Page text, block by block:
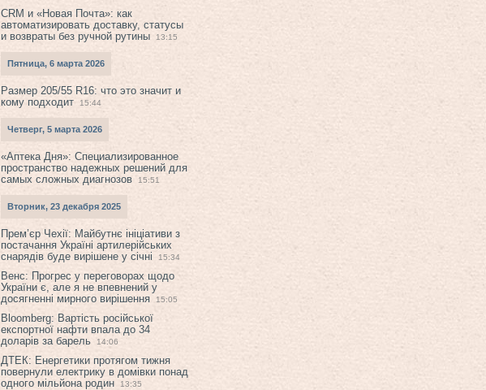
CRM и «Новая Почта»: как
автоматизировать доставку, статусы
и возвраты без ручной рутины
13:15
Пятница, 6 марта 2026
Размер 205/55 R16: что это значит и
кому подходит
15:44
Четверг, 5 марта 2026
«Аптека Дня»: Специализированное
пространство надежных решений для
самых сложных диагнозов
15:51
Вторник, 23 декабря 2025
Прем’єр Чехії: Майбутнє ініціативи з
постачання Україні артилерійських
снарядів буде вирішене у січні
15:34
Венс: Прогрес у переговорах щодо
України є, але я не впевнений у
досягненні мирного вирішення
15:05
Bloomberg: Вартість російської
експортної нафти впала до 34
доларів за барель
14:06
ДТЕК: Енергетики протягом тижня
повернули електрику в домівки понад
одного мільйона родин
13:35